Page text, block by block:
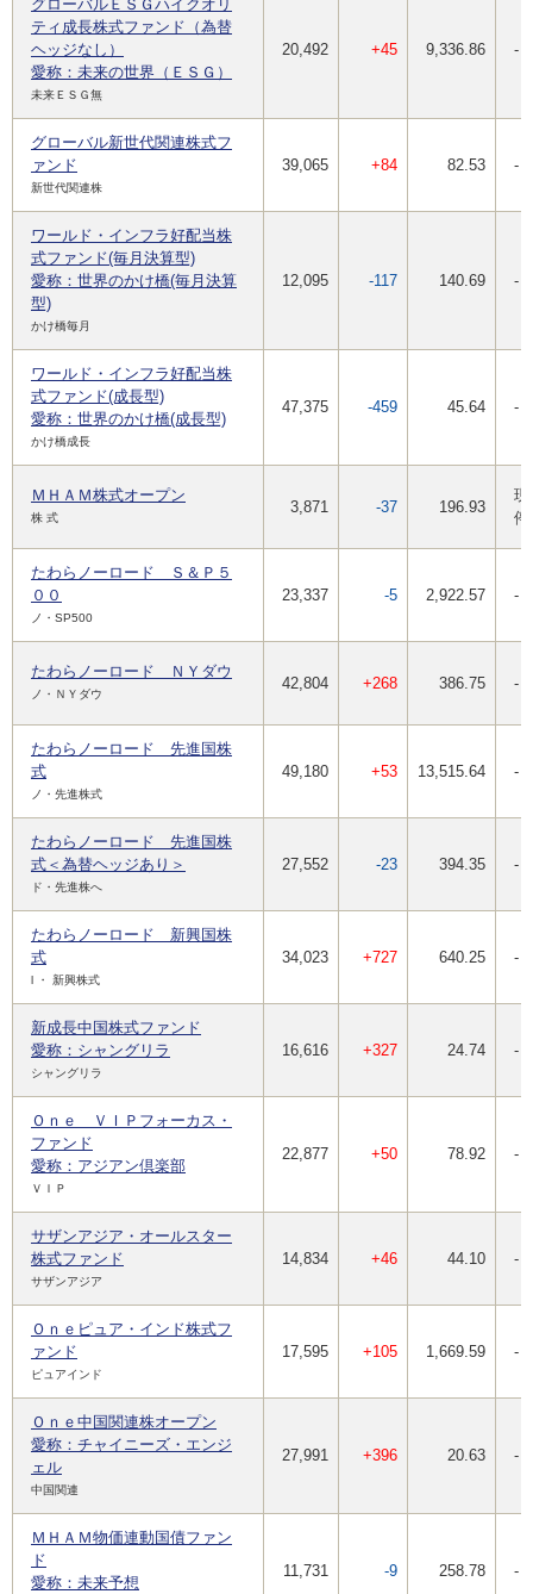
グローバルＥＳＧハイクオリ
ティ成長株式ファンド（為替
ヘッジなし）
愛称：未来の世界（ＥＳＧ）
未来ＥＳＧ無
20,492 +45 9,336.86 -
グローバル新世代関連株式フ
ァンド
新世代関連株
39,065 +84 82.53 -
ワールド・インフラ好配当株
式ファンド(毎月決算型)
愛称：世界のかけ橋(毎月決算
型)
かけ橋毎月
12,095 -117 140.69 -
ワールド・インフラ好配当株
式ファンド(成長型)
愛称：世界のかけ橋(成長型)
かけ橋成長
47,375 -459 45.64 -
ＭＨＡＭ株式オープン
株 式
3,871 -37 196.93
現
停
たわらノーロード Ｓ＆Ｐ５
００
ノ・SP500
23,337 -5 2,922.57 -
たわらノーロード ＮＹダウ
ノ・ＮＹダウ
42,804 +268 386.75 -
たわらノーロード 先進国株
式
ノ・先進株式
49,180 +53 13,515.64 -
たわらノーロード 先進国株
式＜為替ヘッジあり＞
ド・先進株へ
27,552 -23 394.35 -
たわらノーロード 新興国株
式
l ・ 新興株式
34,023 +727 640.25 -
新成長中国株式ファンド
愛称：シャングリラ
シャングリラ
16,616 +327 24.74 -
Ｏｎｅ ＶＩＰフォーカス・
ファンド
愛称：アジアン倶楽部
ＶＩＰ
22,877 +50 78.92 -
サザンアジア・オールスター
株式ファンド
サザンアジア
14,834 +46 44.10 -
Ｏｎｅピュア・インド株式フ
ァンド
ピュアインド
17,595 +105 1,669.59 -
Ｏｎｅ中国関連株オープン
愛称：チャイニーズ・エンジ
ェル
中国関連
27,991 +396 20.63 -
ＭＨＡＭ物価連動国債ファン
ド
愛称：未来予想
11,731 -9 258.78 -